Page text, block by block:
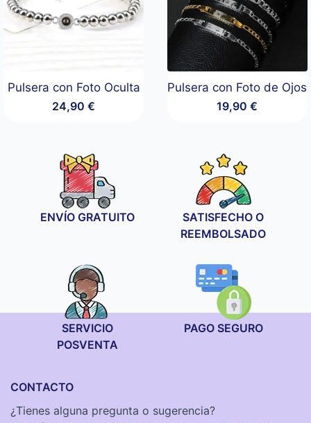
Pulsera con Foto Oculta
24,90€
Pulsera con Foto de Ojos
19,90€
ENVÍO GRATUITO
SATISFECHO O
REEMBOLSADO
SERVICIO
POSVENTA
PAGO SEGURO
CONTACTO
¿Tienes alguna pregunta o sugerencia?